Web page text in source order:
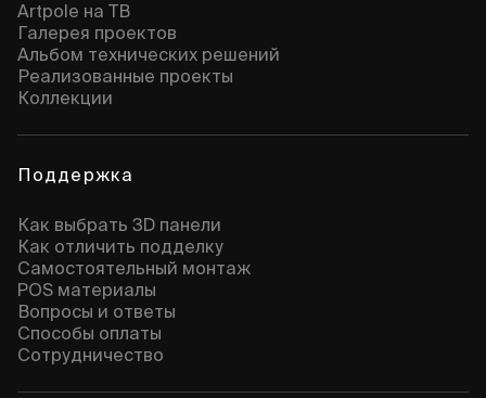
Artpole на ТВ
Галерея проектов
Альбом технических решений
Реализованные проекты
Коллекции
Поддержка
Как выбрать 3D панели
Как отличить подделку
Самостоятельный монтаж
POS материалы
Вопросы и ответы
Способы оплаты
Сотрудничество